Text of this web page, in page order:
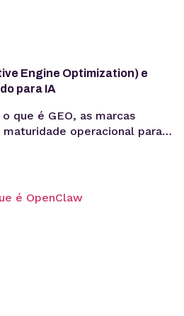
Engine Optimization) e
para IA
que é GEO, as marcas
operacional para
e conteúdos
humana. A forma